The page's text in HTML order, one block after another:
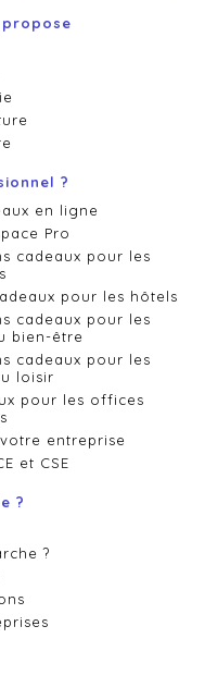
?
en ligne
Pro
cadeaux pour les
pour les hôtels
cadeaux pour les
bien-être
cadeaux pour les
loisir
pour les offices
entreprise
et CSE
?
?